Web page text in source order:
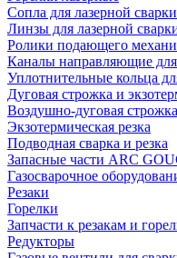
Сопла для лазерной сварки
Линзы для лазерной
Ролики подающего
Каналы направляющие для
Уплотнительные кольца
Дуговая строжка и
Воздушно-дуговая
Экзотермическая резка
Подводная сварка и резка
Запасные части ARC
Газосварочное
Резаки
Горелки
Запчасти к резакам и
Редукторы